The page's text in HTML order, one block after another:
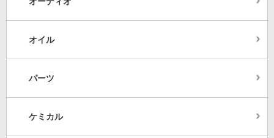
オイル
パーツ
ケミカル